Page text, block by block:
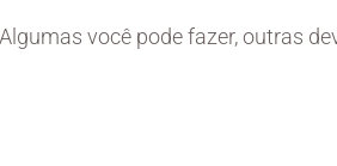
Algumas você pode fazer, outras